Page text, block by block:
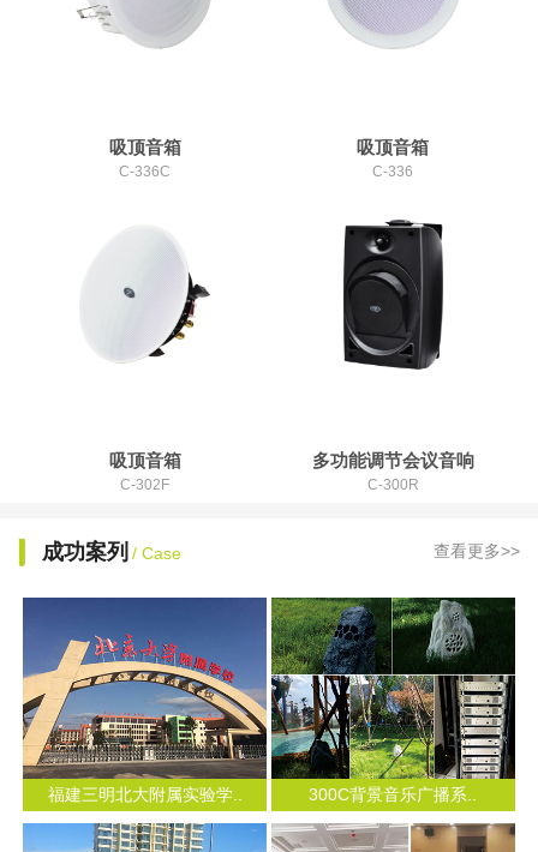
吸顶音箱
C-336C
吸顶音箱
C-336
吸顶音箱
C-302F
多功能调节会议音响
C-300R
成功案列 / Case 查看更多>>
福建三明北大附属实验学.. 300C背景音乐广播系..